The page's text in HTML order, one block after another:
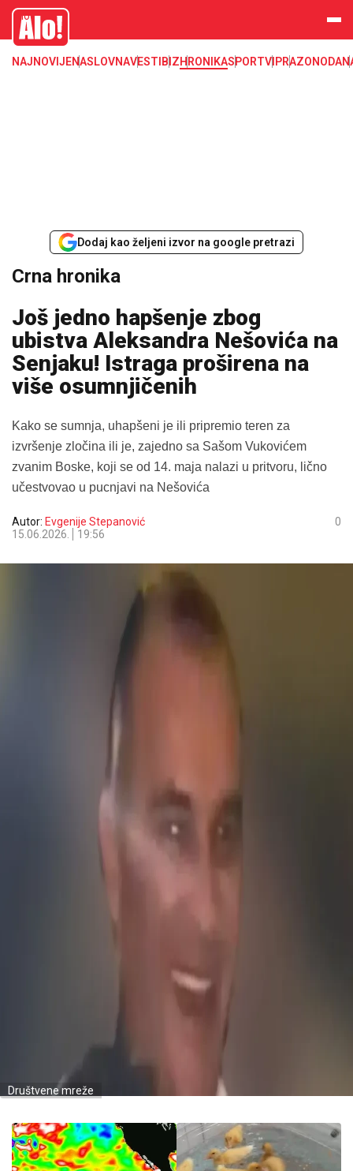
Crna hronika, smrt, ubistvo, likvidacija, krađa, pljačka, hapšenje, policija,
poginuli, zaplena, carina
Alo
NAJNOVIJENASLOVNAVESTI BIZHRONIKASPORTVIPRAZONODA
Dodaj kao željeni izvor na google pretrazi
Crna hronika
Još jedno hapšenje zbog
ubistva Aleksandra Nešovića na
Senjaku! Istraga proširena na
više osumnjičenih
Kako se sumnja, uhapšeni je ili pripremio teren za
izvršenje zločina ili je, zajedno sa Sašom Vukovićem
zvanim Boske, koji se od 14. maja nalazi u pritvoru, lično
učestvovao u pucnjavi na Nešovića
Autor: Evgenije Stepanović
15.06.2026.
19:56
0
Društvene mreže